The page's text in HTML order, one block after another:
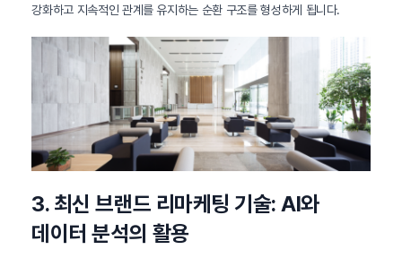
강화하고 지속적인 관계를 유지하는 순환 구조를 형성하게 됩니다.
3. 최신 브랜드 리마케팅 기술: AI와
데이터 분석의 활용